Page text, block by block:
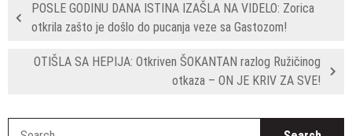
POSLE GODINU DANA ISTINA IZAŠLA NA VIDELO: Zorica
otkrila zašto je došlo do pucanja veze sa Gastozom!
OTIŠLA SA HEPIJA: Otkriven ŠOKANTAN razlog Ružičinog
otkaza – ON JE KRIV ZA SVE!